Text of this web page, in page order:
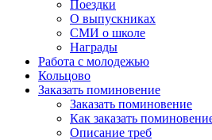
Поездки
О выпускниках
СМИ о школе
Награды
Работа с молодежью
Кольцово
Заказать поминовение
Заказать поминовение
Как заказать
Описание треб